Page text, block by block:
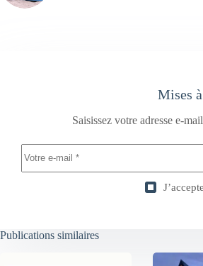
Mises
Saisissez votre adresse e-
Publications similaires